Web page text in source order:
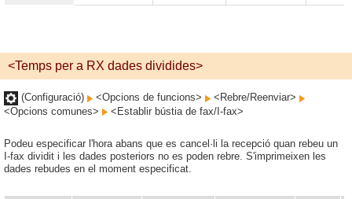
<Temps per a RX dades dividides>
(Configuració) <Opcions de funcions>
<Rebre/Reenviar>
<Opcions comunes>
<Establir bústia de fax/I-fax>
Podeu especificar l'hora abans que es cancel·li la recepció quan rebeu un
I-fax dividit i les dades posteriors no es poden rebre. S'imprimeixen les
dades rebudes en el moment especificat.